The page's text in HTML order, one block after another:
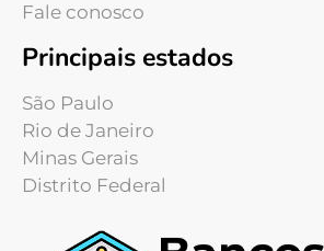
Fale conosco
Principais estados
São Paulo
Rio de Janeiro
Minas Gerais
Distrito Federal